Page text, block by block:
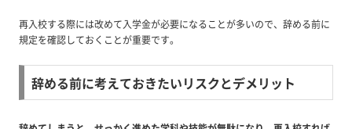
再入校する際には改めて入学金が必要になることが多いので、辞める前に
規定を確認しておくことが重要です。
辞める前に考えておきたいリスクとデメリット